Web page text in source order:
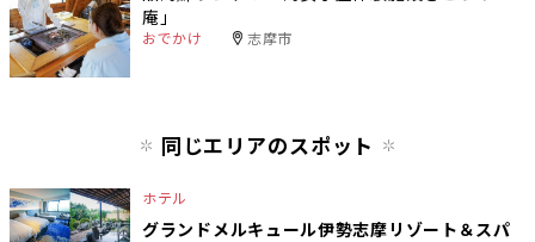
庵」
おでかけ 志摩市
同じエリアのスポット
ホテル
グランドメルキュール伊勢志摩リゾート＆スパ